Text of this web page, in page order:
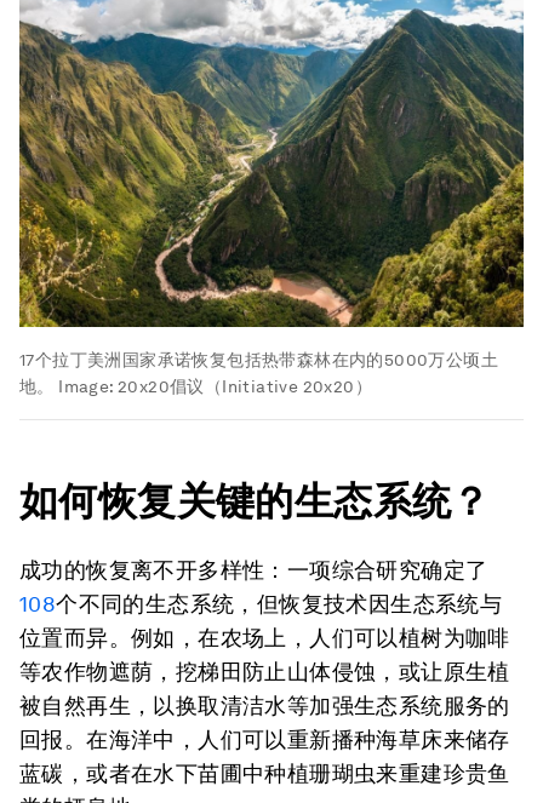
17个拉丁美洲国家承诺恢复包括热带森林在内的5000万公顷土
地。
Image:20x20倡议（Initiative 20x20）
如何恢复关键的生态系统？
成功的恢复离不开多样性：一项综合研究确定了
108个不同的生态系统，但恢复技术因生态系统与
位置而异。例如，在农场上，人们可以植树为咖啡
等农作物遮荫，挖梯田防止山体侵蚀，或让原生植
被自然再生，以换取清洁水等加强生态系统服务的
回报。在海洋中，人们可以重新播种海草床来储存
蓝碳，或者在水下苗圃中种植珊瑚虫来重建珍贵鱼